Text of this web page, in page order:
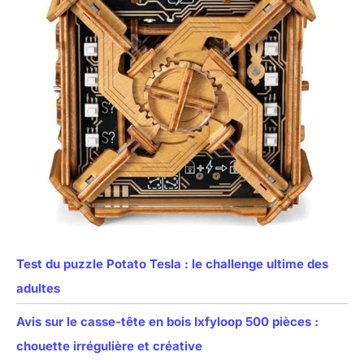
Test du puzzle Potato Tesla : le challenge ultime des
adultes
Avis sur le casse-tête en bois Ixfyloop 500 pièces :
chouette irrégulière et créative